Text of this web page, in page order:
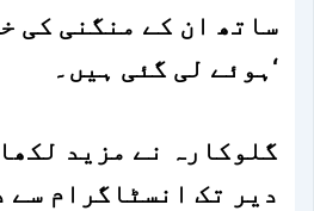
ساتھ ان کے منگنی کی
ہوئے لی گئی ہیں۔‘
گلوکارہ نے مزید
دیر تک انسٹاگرام سے